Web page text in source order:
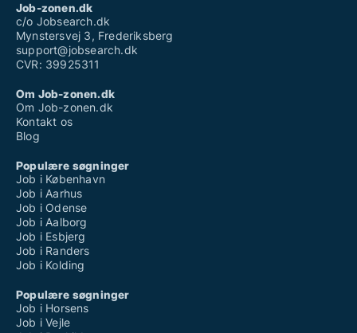
Job-zonen.dk
c/o Jobsearch.dk
Mynstersvej 3, Frederiksberg
support@jobsearch.dk
CVR: 39925311
Om Job-zonen.dk
Om Job-zonen.dk
Kontakt os
Blog
Populære søgninger
Job i København
Job i Aarhus
Job i Odense
Job i Aalborg
Job i Esbjerg
Job i Randers
Job i Kolding
Populære søgninger
Job i Horsens
Job i Vejle